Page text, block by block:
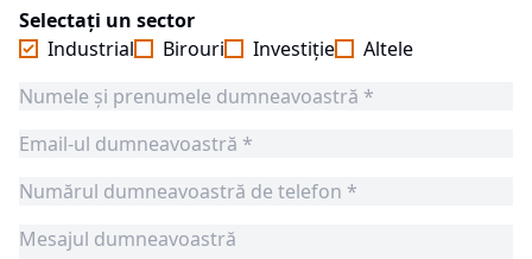
Selectați un sector
Industrial
Birouri Investiție Altele